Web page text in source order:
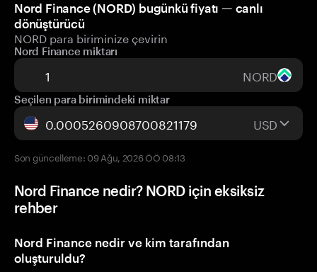
Nord Finance (NORD) bugünkü fiyatı — canlı
dönüştürücü
NORD para biriminize çevirin
Nord Finance miktarı
NORD
Seçilen para birimindeki miktar
USD
Son güncelleme: 09 Ağu, 2026 ÖÖ 08:13
Nord Finance nedir? NORD için eksiksiz
rehber
Nord Finance nedir ve kim tarafından
oluşturuldu?